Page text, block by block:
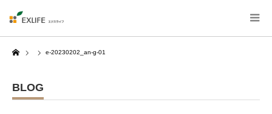
Home
e-20230202_an-g-01
BLOG